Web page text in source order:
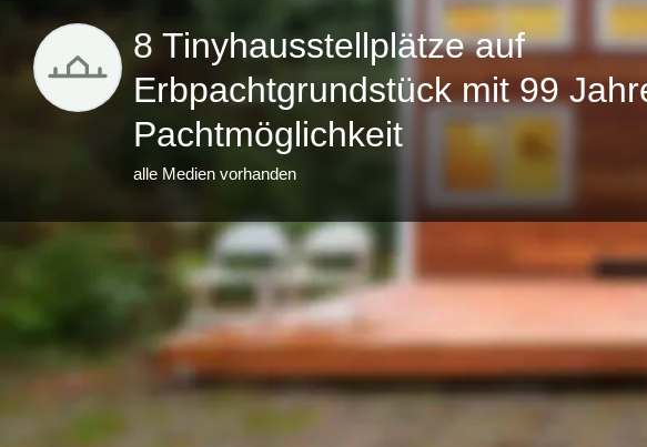
8 Tinyhausstellplätze auf
Erbpachtgrundstück mit 99
Pachtmöglichkeit
alle Medien vorhanden
E-Mail senden